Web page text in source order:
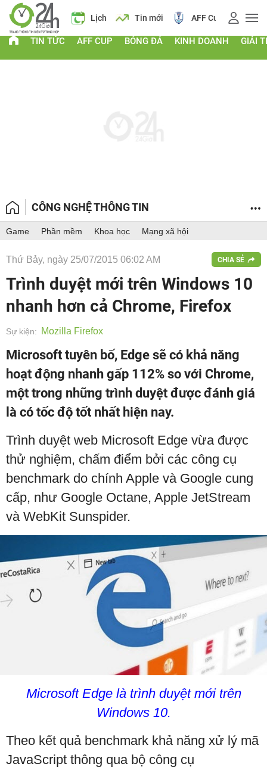
Lịch Tin mới AFF Cup Điểm chuẩn 2026
TIN TỨC AFF CUP BÓNG ĐÁ KINH DOANH GIẢI
CÔNG NGHỆ THÔNG TIN
Game Phần mềm Khoa học Mạng xã hội
Thứ Bảy, ngày 25/07/2015 06:02 AM CHIA SẺ
Trình duyệt mới trên Windows 10
nhanh hơn cả Chrome, Firefox
Sự kiện: Mozilla Firefox
Microsoft tuyên bố, Edge sẽ có khả năng
hoạt động nhanh gấp 112% so với Chrome,
một trong những trình duyệt được đánh giá
là có tốc độ tốt nhất hiện nay.
Trình duyệt web Microsoft Edge vừa được
thử nghiệm, chấm điểm bởi các công cụ
benchmark do chính Apple và Google cung
cấp, như Google Octane, Apple JetStream
và WebKit Sunspider.
Microsoft Edge là trình duyệt mới trên
Windows 10.
Theo kết quả benchmark khả năng xử lý mã
JavaScript thông qua bộ công cụ